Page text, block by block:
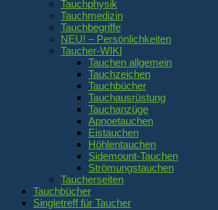
Tauchphysik
Tauchmedizin
Tauchbegriffe
NEU! – Persönlichkeiten
Taucher-WIKI
Tauchen allgemein
Tauchzeichen
Tauchbücher
Tauchausrüstung
Tauchanzüge
Apnoetauchen
Eistauchen
Höhlentauchen
Sidemount-Tauchen
Strömungstauchen
Taucherseiten
Tauchbücher
Singletreff für Taucher